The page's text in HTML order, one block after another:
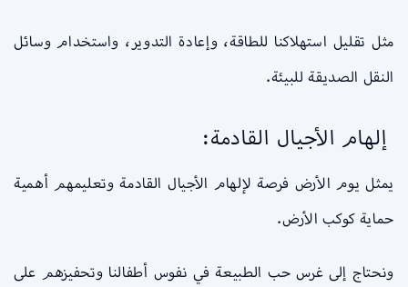
مثل تقليل استهلاكنا للطاقة، وإعادة التدوير، واستخدام وسائل
النقل الصديقة للبيئة.
إلهام الأجيال القادمة:
يمثل يوم الأرض فرصة لإلهام الأجيال القادمة وتعليمهم أهمية
حماية كوكب الأرض.
ونحتاج إلى غرس حب الطبيعة في نفوس أطفالنا وتحفيزهم على